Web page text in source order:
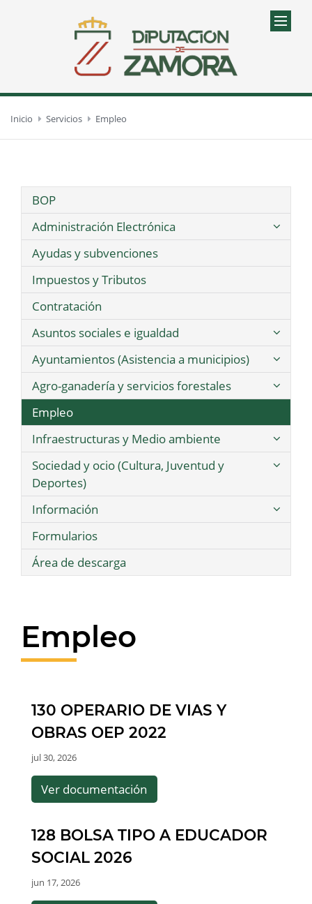
Inicio Servicios Empleo
BOP
Administración Electrónica
Ayudas y subvenciones
Impuestos y Tributos
Contratación
Asuntos sociales e igualdad
Ayuntamientos (Asistencia a municipios)
Agro-ganadería y servicios forestales
Empleo
Infraestructuras y Medio ambiente
Sociedad y ocio (Cultura, Juventud y
Deportes)
Información
Formularios
Área de descarga
Empleo
130 OPERARIO DE VIAS Y
OBRAS OEP 2022
jul 30, 2026
Ver documentación
128 BOLSA TIPO A EDUCADOR
SOCIAL 2026
jun 17, 2026